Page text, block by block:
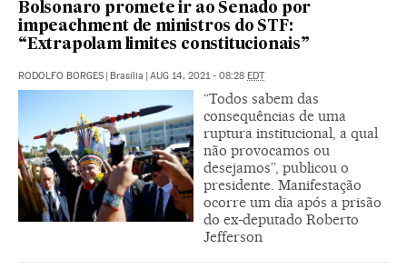
Bolsonaro promete ir ao Senado por
impeachment de ministros do STF:
“Extrapolam limites constitucionais”
RODOLFO BORGES Brasília AUG 14, 2021 - 08:28 EDT
“Todos sabem das
consequências de uma
ruptura institucional, a qual
não provocamos ou
desejamos”, publicou o
presidente. Manifestação
ocorre um dia após a prisão
do ex-deputado Roberto
Jefferson